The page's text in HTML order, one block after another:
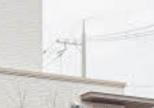
探す
通勤・通学時間から探す
人気のカテゴリから探す